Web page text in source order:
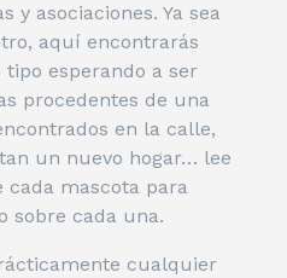
y asociaciones. Ya sea
aquí encontrarás
esperando a ser
procedentes de una
en la calle,
un nuevo hogar… lee
cada mascota para
sobre cada una.
cualquier